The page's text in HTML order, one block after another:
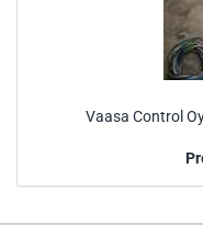
Vaasa Control